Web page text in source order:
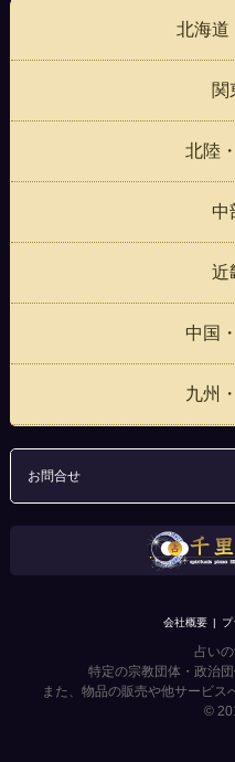
北海道
関
北陸
中
近
中国
九州
お問合せ
会社概要
占い
特定の宗教団体・政治
また、物品の販売や他サービス
©